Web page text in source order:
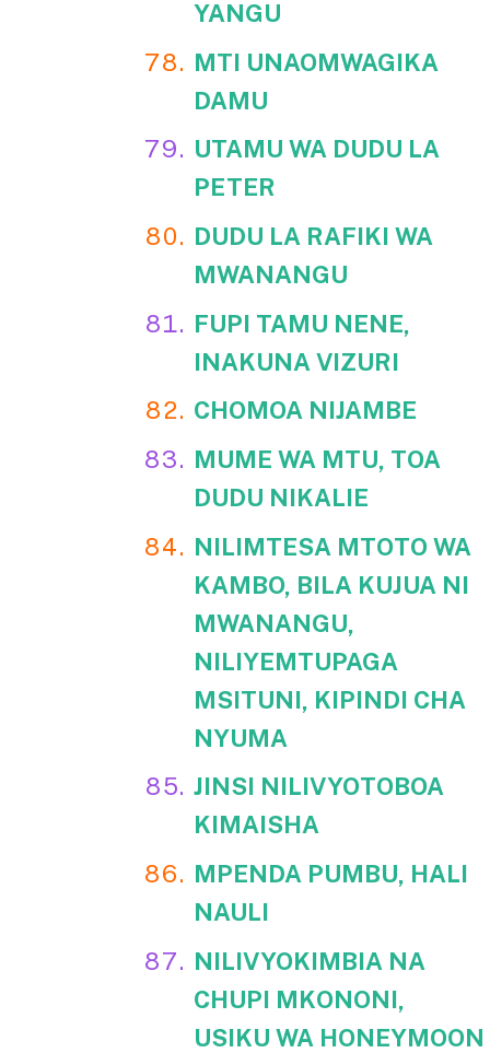
YANGU
MTI UNAOMWAGIKA
DAMU
UTAMU WA DUDU LA
PETER
DUDU LA RAFIKI WA
MWANANGU
FUPI TAMU NENE,
INAKUNA VIZURI
CHOMOA NIJAMBE
MUME WA MTU, TOA
DUDU NIKALIE
NILIMTESA MTOTO WA
KAMBO, BILA KUJUA NI
MWANANGU,
NILIYEMTUPAGA
MSITUNI, KIPINDI CHA
NYUMA
JINSI NILIVYOTOBOA
KIMAISHA
MPENDA PUMBU, HALI
NAULI
NILIVYOKIMBIA NA
CHUPI MKONONI,
USIKU WA HONEYMOON